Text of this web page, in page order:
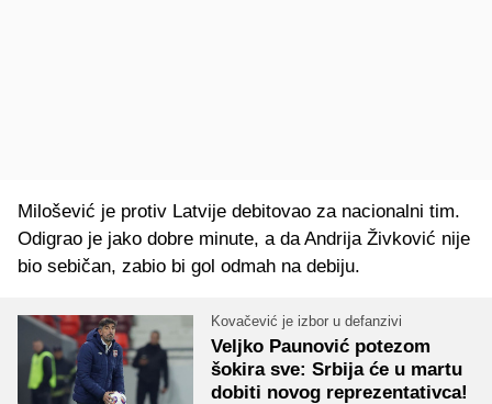
Milošević je protiv Latvije debitovao za nacionalni tim.
Odigrao je jako dobre minute, a da Andrija Živković nije
bio sebičan, zabio bi gol odmah na debiju.
Kovačević je izbor u defanzivi
Veljko Paunović potezom
šokira sve: Srbija će u martu
dobiti novog reprezentativca!